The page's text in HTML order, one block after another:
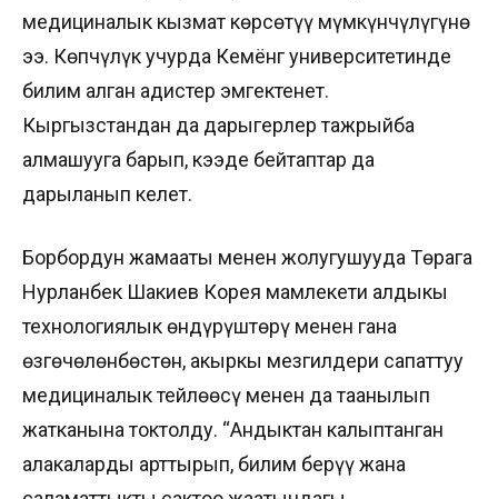
медициналык кызмат көрсөтүү мүмкүнчүлүгүнө
ээ. Көпчүлүк учурда Кемёнг университетинде
билим алган адистер эмгектенет.
Кыргызстандан да дарыгерлер тажрыйба
алмашууга барып, кээде бейтаптар да
дарыланып келет.
Борбордун жамааты менен жолугушууда Төрага
Нурланбек Шакиев Корея мамлекети алдыңкы
технологиялык өндүрүштөрү менен гана
өзгөчөлөнбөстөн, акыркы мезгилдери сапаттуу
медициналык тейлөөсү менен да таанылып
жатканына токтолду. “Андыктан калыптанган
алакаларды арттырып, билим берүү жана